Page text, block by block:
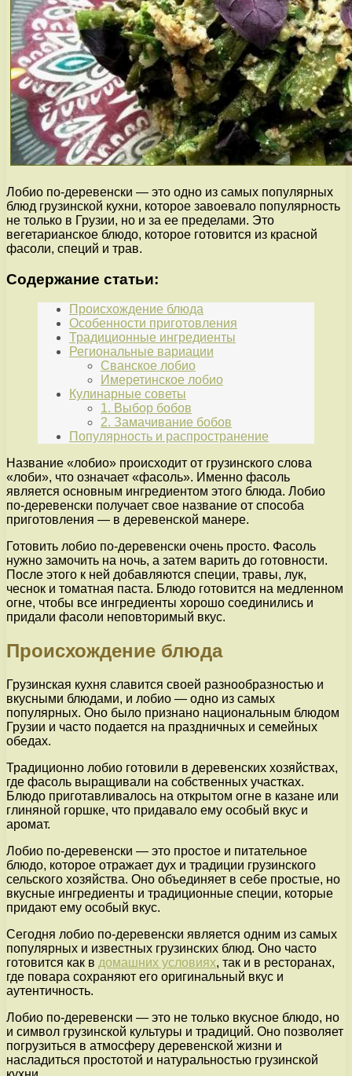
Лобио по-деревенски — это одно из самых популярных
блюд грузинской кухни, которое завоевало популярность
не только в Грузии, но и за ее пределами. Это
вегетарианское блюдо, которое готовится из красной
фасоли, специй и трав.
Содержание статьи:
Происхождение блюда
Особенности приготовления
Традиционные ингредиенты
Региональные вариации
Сванское лобио
Имеретинское лобио
Кулинарные советы
1. Выбор бобов
2. Замачивание бобов
Популярность и распространение
Название «лобио» происходит от грузинского слова
«лоби», что означает «фасоль». Именно фасоль
является основным ингредиентом этого блюда. Лобио
по-деревенски получает свое название от способа
приготовления — в деревенской манере.
Готовить лобио по-деревенски очень просто. Фасоль
нужно замочить на ночь, а затем варить до готовности.
После этого к ней добавляются специи, травы, лук,
чеснок и томатная паста. Блюдо готовится на медленном
огне, чтобы все ингредиенты хорошо соединились и
придали фасоли неповторимый вкус.
Происхождение блюда
Грузинская кухня славится своей разнообразностью и
вкусными блюдами, и лобио — одно из самых
популярных. Оно было признано национальным блюдом
Грузии и часто подается на праздничных и семейных
обедах.
Традиционно лобио готовили в деревенских хозяйствах,
где фасоль выращивали на собственных участках.
Блюдо приготавливалось на открытом огне в казане или
глиняной горшке, что придавало ему особый вкус и
аромат.
Лобио по-деревенски — это простое и питательное
блюдо, которое отражает дух и традиции грузинского
сельского хозяйства. Оно объединяет в себе простые, но
вкусные ингредиенты и традиционные специи, которые
придают ему особый вкус.
Сегодня лобио по-деревенски является одним из самых
популярных и известных грузинских блюд. Оно часто
готовится как в домашних условиях, так и в ресторанах,
где повара сохраняют его оригинальный вкус и
аутентичность.
Лобио по-деревенски — это не только вкусное блюдо, но
и символ грузинской культуры и традиций. Оно позволяет
погрузиться в атмосферу деревенской жизни и
насладиться простотой и натуральностью грузинской